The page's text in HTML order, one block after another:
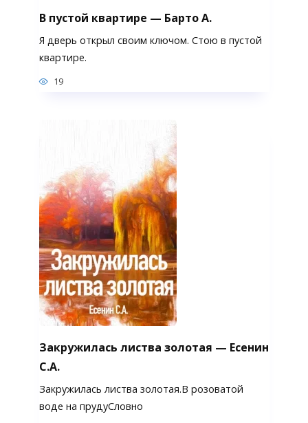
В пустой квартире — Барто А.
Я дверь открыл своим ключом. Стою в пустой
квартире.
19
Закружилась листва золотая — Есенин
С.А.
Закружилась листва золотая.В розоватой
воде на прудуСловно